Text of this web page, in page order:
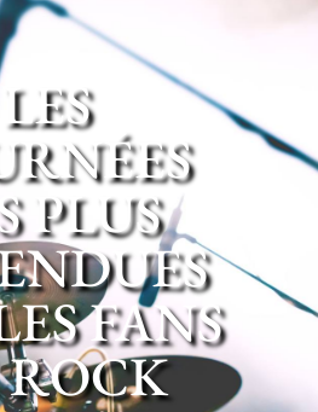
LES
PLUS
FANS